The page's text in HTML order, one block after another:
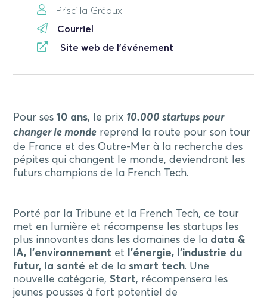
Priscilla Gréaux
Courriel
Site web de l'événement
Pour ses10 ans, le prix 10.000 startups pour
changer le monde reprend la route pour son tour
de France et des Outre-Mer à la recherche des
pépites qui changent le monde, deviendront les
futurs champions de la French Tech.
Porté par la Tribune et la French Tech, ce tour
met en lumière et récompense les startups les
plus innovantes dans les domaines de la data &
IA, l’environnement et
l’énergie, l’industrie du
futur, la santé et de la smart tech. Une
nouvelle catégorie, Start, récompensera les
jeunes pousses à fort potentiel de